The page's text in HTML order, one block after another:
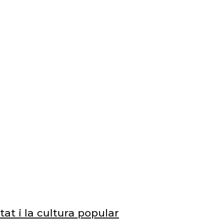
i la cultura popular